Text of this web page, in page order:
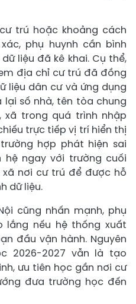
trú hoặc khoảng cách
phụ huynh cần bình
liệu đã kê khai. Cụ thể,
địa chỉ cư trú đã đồng
liệu dân cư và ứng dụng
lại số nhà, tên tòa chung
xã trong quá trình nhập
trực tiếp vị trí hiển thị
hợp phát hiện sai
hệ ngay với trường cuối
xã nơi cư trú để được hỗ
dữ liệu.
cũng nhấn mạnh, phụ
lắng nếu hệ thống xuất
đầu vận hành. Nguyên
2026-2027 vẫn là tạo
ưu tiên học gần nơi cư
đưa trường học đến